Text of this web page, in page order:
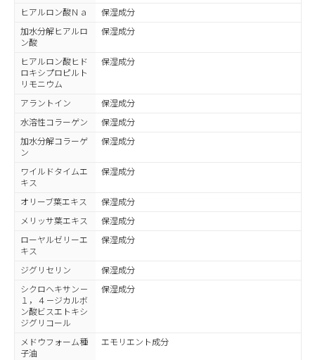
ヒアルロン酸Ｎａ
保湿成分
加水分解ヒアルロ
ン酸
保湿成分
ヒアルロン酸ヒド
ロキシプロピルト
リモニウム
保湿成分
アラントイン
保湿成分
水溶性コラーゲン
保湿成分
加水分解コラーゲ
ン
保湿成分
ワイルドタイムエ
キス
保湿成分
オリーブ葉エキス
保湿成分
メリッサ葉エキス
保湿成分
ローヤルゼリーエ
キス
保湿成分
ジグリセリン
保湿成分
シクロヘキサン－
１，４－ジカルボ
ン酸ビスエトキシ
ジグリコール
保湿成分
メドウフォーム種
子油
エモリエント成分